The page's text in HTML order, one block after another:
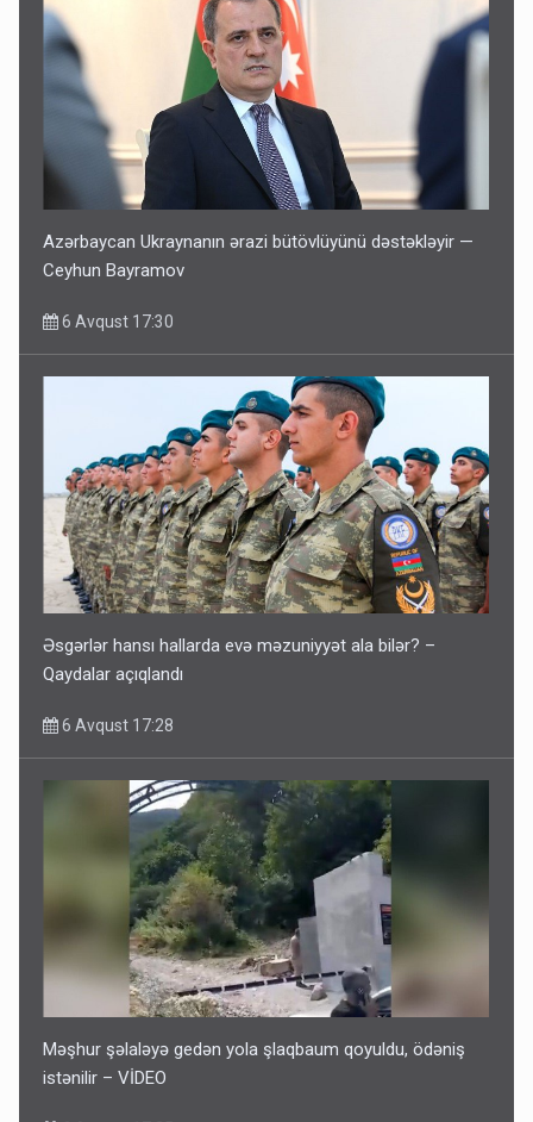
Azərbaycan Ukraynanın ərazi bütövlüyünü dəstəkləyir —
Ceyhun Bayramov
6 Avqust 17:30
Əsgərlər hansı hallarda evə məzuniyyət ala bilər? –
Qaydalar açıqlandı
6 Avqust 17:28
Məşhur şəlaləyə gedən yola şlaqbaum qoyuldu, ödəniş
istənilir – VİDEO